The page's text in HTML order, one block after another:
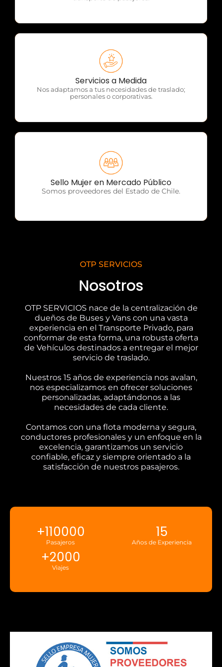
Servicios a Medida
Nos adaptamos a tus necesidades de traslado;
personales o corporativas.
OTP Servicios
Sello Mujer en Mercado Público
Somos proveedores del Estado de Chile.
OTP Servicios
OTP SERVICIOS
Nosotros
OTP SERVICIOS nace de la centralización de
dueños de Buses y Vans con una vasta
experiencia en el Transporte Privado, para
conformar de esta forma, una robusta oferta
de Vehículos destinados a entregar el mejor
servicio de traslado.
Nuestros 15 años de experiencia nos avalan,
nos especializamos en ofrecer soluciones
personalizadas, adaptándonos a las
necesidades de cada cliente.
Contamos con una flota moderna y segura,
conductores profesionales y un enfoque en la
excelencia, garantizamos un servicio
confiable, eficaz y siempre orientado a la
satisfacción de nuestros pasajeros.
Pasajeros
+110000
Años de Experiencia
15
Viajes
+2000